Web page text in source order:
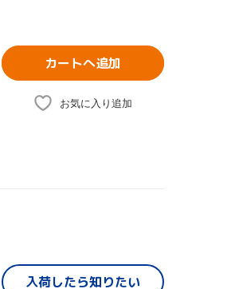
カートへ追加
お気に入り追加
入荷したら知りたい